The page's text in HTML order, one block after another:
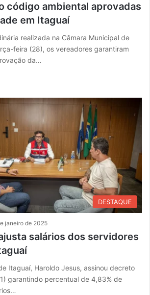
código ambiental aprovadas
em Itaguaí
realizada na Câmara Municipal de
feira (28), os vereadores garantiram
da…
DESTAQUE
janeiro de 2025
salários dos servidores
Itaguaí, Haroldo Jesus, assinou decreto
garantindo percentual de 4,83% de